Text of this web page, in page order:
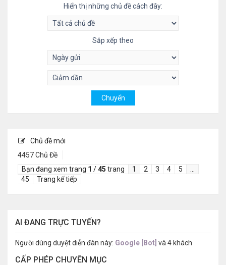
Hiển thị những chủ đề cách đây:
Sắp xếp theo
Chủ đề mới
4457 Chủ Đề
Bạn đang xem trang 1 /45 trang 1 2 3 4 5
45
Trang kế tiếp
AI ĐANG TRỰC TUYẾN?
Người dùng duyệt diễn đàn này: Google [Bot] và 4 khách
CẤP PHÉP CHUYÊN MỤC